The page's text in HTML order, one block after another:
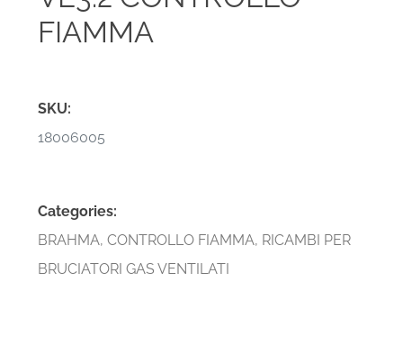
FIAMMA
SKU:
18006005
Categories:
BRAHMA,CONTROLLO FIAMMA, RICAMBI PER
BRUCIATORI GAS VENTILATI